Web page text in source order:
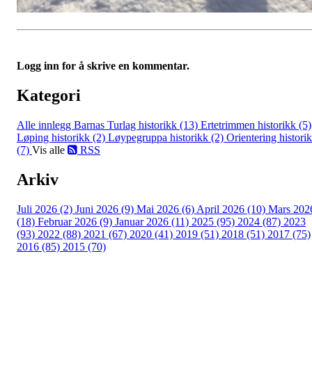
Logg inn for å skrive en kommentar.
Kategori
Alle innlegg Barnas Turlag historikk (13) Ertetrimmen historikk (5)
Løping historikk (2) Løypegruppa historikk (2) Orientering
(7) Vis alle RSS
Arkiv
Juli 2026 (2) Juni 2026 (9) Mai 2026 (6) April 2026 (10) Mars
(18) Februar 2026 (9) Januar 2026 (11) 2025 (95) 2024 (87) 2023
(93) 2022 (88) 2021 (67) 2020 (41) 2019 (51) 2018 (51) 2017 (75)
2016 (85) 2015 (70)